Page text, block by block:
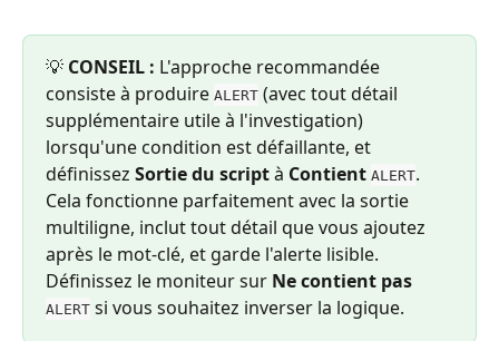
💡 CONSEIL : L'approche recommandée
consiste à produire ALERT (avec tout détail
supplémentaire utile à l'investigation)
lorsqu'une condition est défaillante, et
définissez Sortie du script à Contient ALERT.
Cela fonctionne parfaitement avec la sortie
multiligne, inclut tout détail que vous ajoutez
après le mot-clé, et garde l'alerte lisible.
Définissez le moniteur sur Ne contient pas
ALERT si vous souhaitez inverser la logique.